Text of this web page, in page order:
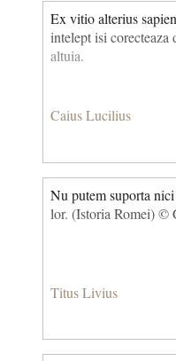
Ex vitio alterius
intelept isi corecteaza
altuia.
Caius Lucilius
Nu putem suporta
lor. (Istoria Romei) ©
Titus Livius